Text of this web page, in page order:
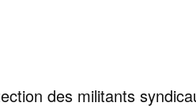
des militants